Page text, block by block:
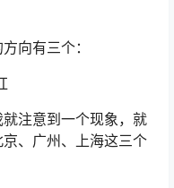
向有三个：
注意到一个现象，就
、广州、上海这三个